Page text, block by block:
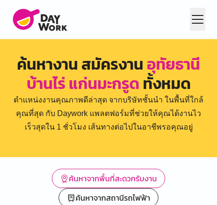
ค้นหางาน สมัครงานอุทัยธานี
บ้านไร่ แก่นมะกรูดทั้งหมด
ตำแหน่งงานคุณภาพดีล่าสุด จากบริษัทชั้นนำ ในพื้นที่ใกล้
คุณที่สุด กับ Daywork แพลตฟอร์มที่ช่วยให้คุณได้งานไว
เร็วสุดใน 1 ชั่วโมง เส้นทางต่อไปในอาชีพรอคุณอยู่
ค้นหาจากพื้นที่สะดวกรับงาน
ค้นหาจากสถานีรถไฟฟ้า